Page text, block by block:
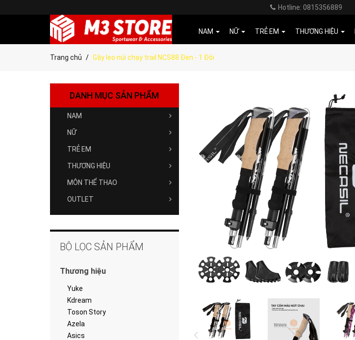
Hotline: 0815356889
NAM NỮ TRẺ EM THƯƠNG HIỆU
Trang chủ Gậy leo núi chạy trail NCS88 Đen - 1 Đôi
DANH MỤC SẢN PHẨM
NAM
NỮ
TRẺ EM
THƯƠNG HIỆU
MÔN THỂ THAO
OUTLET
BỘ LỌC SẢN PHẨM
Thương hiệu
Yuke
Kdream
Toson Story
Azela
Asics